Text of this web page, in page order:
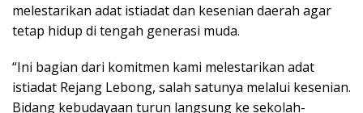
melestarikan adat istiadat dan kesenian daerah agar
tetap hidup di tengah generasi muda.
“Ini bagian dari komitmen kami melestarikan adat
istiadat Rejang Lebong, salah satunya melalui kesenian.
Bidang kebudayaan turun langsung ke sekolah-